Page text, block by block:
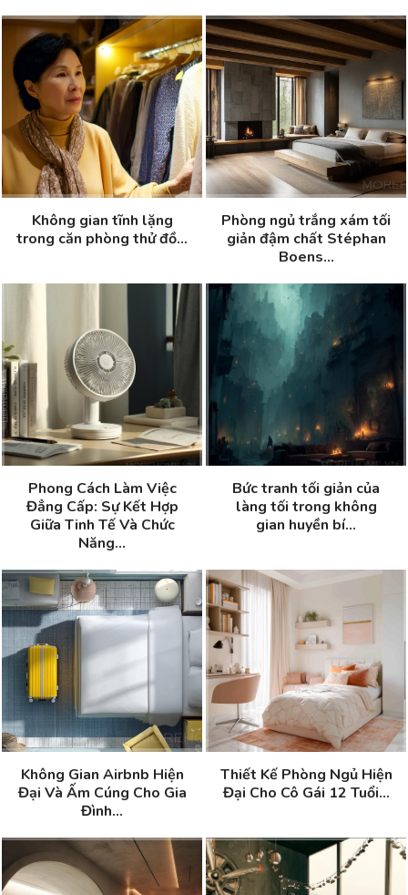
Không gian tĩnh lặng
trong căn phòng thử đồ...
Phòng ngủ trắng xám tối
giản đậm chất Stéphan
Boens...
Phong Cách Làm Việc
Đẳng Cấp: Sự Kết Hợp
Giữa Tinh Tế Và Chức
Năng...
Bức tranh tối giản của
làng tối trong không
gian huyền bí...
Không Gian Airbnb Hiện
Đại Và Ấm Cúng Cho Gia
Đình...
Thiết Kế Phòng Ngủ Hiện
Đại Cho Cô Gái 12 Tuổi...